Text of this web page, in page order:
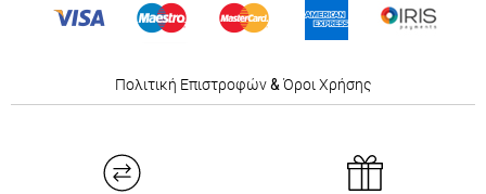
Πολιτική Επιστροφών& Όροι Χρήσης